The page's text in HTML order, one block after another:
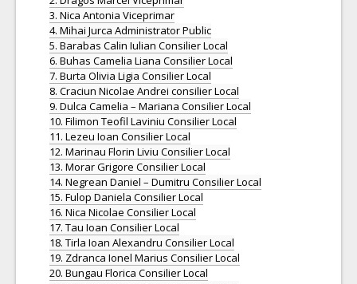
3. Nica Antonia Viceprimar
4. Mihai Jurca Administrator Public
5. Barabas Calin Iulian Consilier Local
6. Buhas Camelia Liana Consilier Local
7. Burta Olivia Ligia Consilier Local
8. Craciun Nicolae Andrei consilier Local
9. Dulca Camelia – Mariana Consilier Local
10. Filimon Teofil Laviniu Consilier Local
11. Lezeu Ioan Consilier Local
12. Marinau Florin Liviu Consilier Local
13. Morar Grigore Consilier Local
14. Negrean Daniel – Dumitru Consilier Local
15. Fulop Daniela Consilier Local
16. Nica Nicolae Consilier Local
17. Tau Ioan Consilier Local
18. Tirla Ioan Alexandru Consilier Local
19. Zdranca Ionel Marius Consilier Local
20. Bungau Florica Consilier Local